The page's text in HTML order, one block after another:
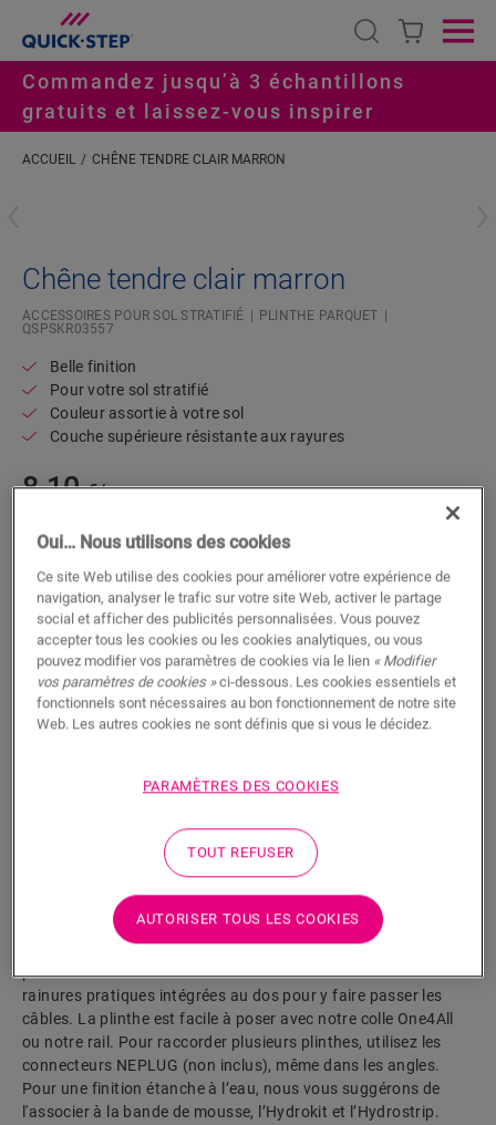
Open search
Commandez jusqu’à 3 échantillons
gratuits et laissez-vous inspirer
ACCUEIL CHÊNE TENDRE CLAIR MARRON
Chêne tendre clair marron
ACCESSOIRES POUR SOL STRATIFIÉ
PLINTHE PARQUET
QSPSKR03557
Belle finition
Pour votre sol stratifié
Couleur assortie à votre sol
Couche supérieure résistante aux rayures
8,10€/m
m
AJOUTER AU PANIER
Hâte de découvrir cet accessoire en vrai ?
Fonctionnalités du produit
Il s’agit d’une plinthe droite et haute qui correspond
parfaitement à la couleur de votre sol. Elle est dotée de
rainures pratiques intégrées au dos pour y faire passer les
câbles. La plinthe est facile à poser avec notre colle One4All
ou notre rail. Pour raccorder plusieurs plinthes, utilisez les
connecteurs NEPLUG (non inclus), même dans les angles.
Pour une finition étanche à l’eau, nous vous suggérons de
l'associer à la bande de mousse, l’Hydrokit et l’Hydrostrip.
Oui… Nous utilisons des cookies
Ce site Web utilise des cookies pour améliorer votre expérience de
navigation, analyser le trafic sur votre site Web, activer le partage
social et afficher des publicités personnalisées. Vous pouvez
accepter tous les cookies ou les cookies analytiques, ou vous
pouvez modifier vos paramètres de cookies via le lien « Modifier
vos paramètres de cookies »ci-dessous. Les cookies essentiels et
fonctionnels sont nécessaires au bon fonctionnement de notre site
Web. Les autres cookies ne sont définis que si vous le décidez.
PARAMÈTRES DES COOKIES
TOUT REFUSER
AUTORISER TOUS LES COOKIES